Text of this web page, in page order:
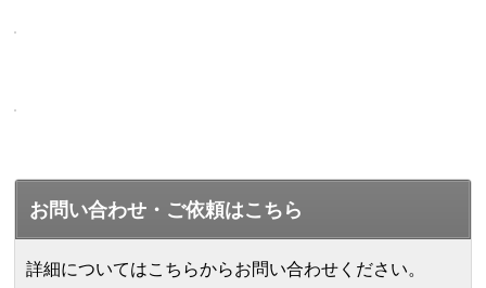
お問い合わせ・ご依頼はこちら
詳細についてはこちらからお問い合わせください。